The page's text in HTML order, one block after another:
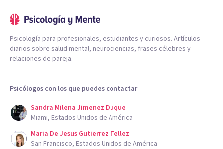
Psicología para profesionales, estudiantes y curiosos. Artículos
diarios sobre salud mental, neurociencias, frases célebres y
relaciones de pareja.
Psicólogos con los que puedes contactar
Sandra Milena Jimenez Duque
Miami, Estados Unidos de América
Maria De Jesus Gutierrez Tellez
San Francisco, Estados Unidos de América